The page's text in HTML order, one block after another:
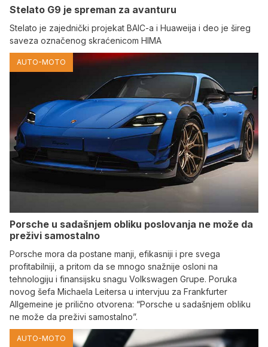
Stelato G9 je spreman za avanturu
Stelato je zajednički projekat BAIC-a i Huaweija i deo je šireg
saveza označenog skraćenicom HIMA
AUTO-MOTO
Porsche u sadašnjem obliku poslovanja ne može da
preživi samostalno
Porsche mora da postane manji, efikasniji i pre svega
profitabilniji, a pritom da se mnogo snažnije osloni na
tehnologiju i finansijsku snagu Volkswagen Grupe. Poruka
novog šefa Michaela Leitersa u intervjuu za Frankfurter
Allgemeine je prilično otvorena: “Porsche u sadašnjem obliku
ne može da preživi samostalno”.
AUTO-MOTO